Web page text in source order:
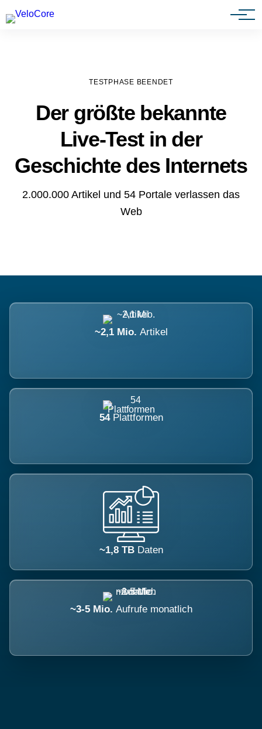
Agenturen & Webdesigner
TESTPHASE BEENDET
Der größte bekannte
Live-Test in der
Geschichte des Internets
2.000.000 Artikel und 54 Portale verlassen das
Web
~2,1 Mio. Artikel
54 Plattformen
~1,8 TB Daten
~3-5 Mio. Aufrufe monatlich